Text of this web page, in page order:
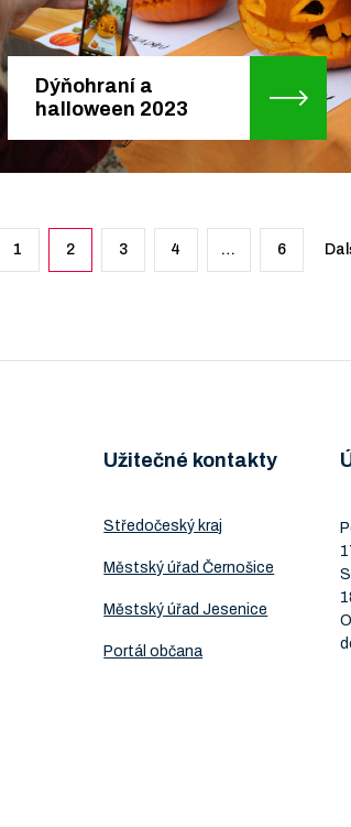
Dýňohraní a
halloween 2023
1 2 3 4 … 6
Užitečné kontakty
Středočeský kraj
Městský úřad Černošice
Městský úřad Jesenice
Portál občana